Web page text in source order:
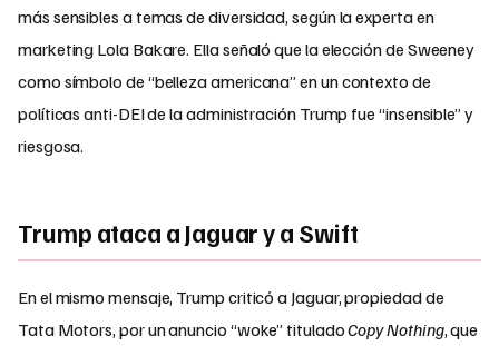
más sensibles a temas de diversidad, según la experta en
marketing Lola Bakare. Ella señaló que la elección de Sweeney
como símbolo de “belleza americana” en un contexto de
políticas anti-DEI de la administración Trump fue “insensible” y
riesgosa.
Trump ataca a Jaguar y a Swift
En el mismo mensaje, Trump criticó a Jaguar, propiedad de
Tata Motors, por un anuncio “woke” tituladoCopy Nothing, que